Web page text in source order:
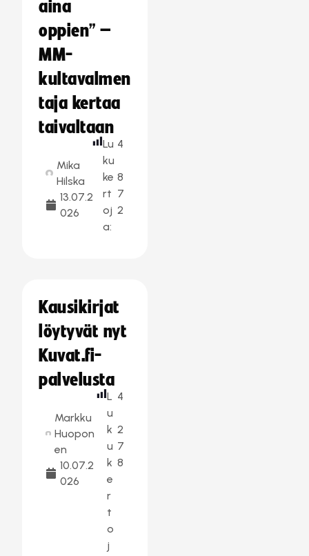
aina
oppien” –
MM-
kultavalmen
taja kertaa
taivaltaan
Mika
Hilska
13.07.2
026
Lu
ku
ke
rt
oj
a:
4
8
7
2
Kausikirjat
löytyvät nyt
Kuvat.fi-
palvelusta
Markku
Huopon
en
10.07.2
026
L
u
k
u
k
e
r
t
o
j
4
2
7
8